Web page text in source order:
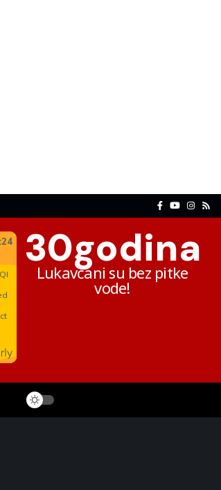
30godina
Lukavčani su bez pitke
vode!